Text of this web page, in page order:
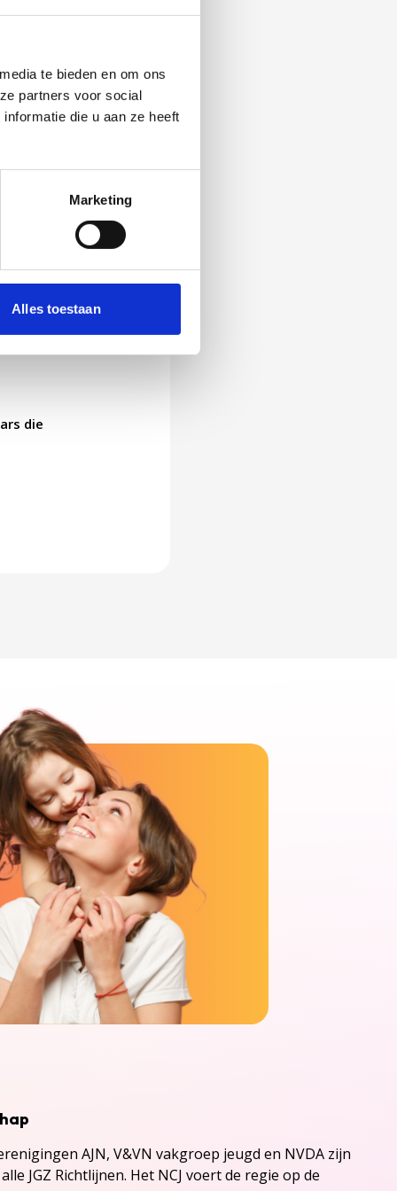
te bieden en om ons
partners voor social
die u aan ze heeft
Marketing
Alles toestaan
zij de vraag
die
AJN, V&VN vakgroep jeugd en NVDA zijn
JGZ Richtlijnen. Het NCJ voert de regie op de